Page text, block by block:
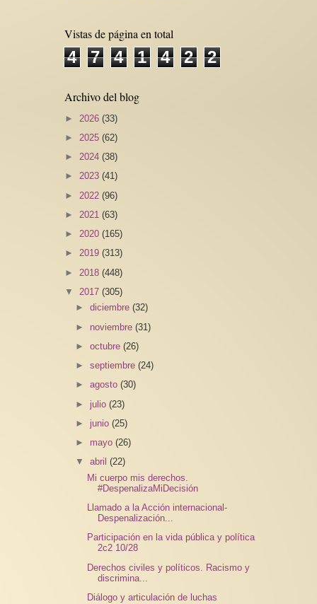
Vistas de página en total
4 7 4 1 4 2 2
Archivo del blog
► 2026 (33)
► 2025 (62)
► 2024 (38)
► 2023 (41)
► 2022 (96)
► 2021 (63)
► 2020 (165)
► 2019 (313)
► 2018 (448)
▼ 2017 (305)
►diciembre(32)
► noviembre(31)
►octubre(26)
►septiembre(24)
►agosto(30)
► julio(23)
► junio(25)
► mayo(26)
▼abril(22)
Mi cuerpo mis derechos.
#DespenalizaMiDecisión
Llamado a la Acción internacional-
Despenalización...
Participación en la vida pública y política
2c2 10/28
Derechos civiles y políticos. Racismo y
discrimina...
Diálogo y articulación de luchas